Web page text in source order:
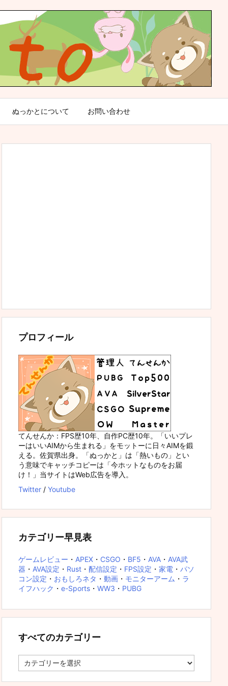
ぬっかとについて お問い合わせ
プロフィール
てんせんか：FPS歴10年、自作PC歴10年。「いいプレ
ーはいいAIMから生まれる」をモットーに日々AIMを鍛
える。佐賀県出身。「ぬっかと」は「熱いもの」とい
う意味でキャッチコピーは「今ホットなものをお届
け！」当サイトはWeb広告を導入。
Twitter / Youtube
カテゴリー早見表
ゲームレビュー ・ APEX ・ CSGO ・ BF5 ・ AVA ・ AVA武
器 ・ AVA設定 ・ Rust ・ 配信設定 ・ FPS設定 ・ 家電 ・ パソ
コン設定 ・ おもしろネタ ・ 動画 ・ モニターアーム ・ ラ
イフハック ・ e-Sports ・ WW3 ・ PUBG
すべてのカテゴリー
べ